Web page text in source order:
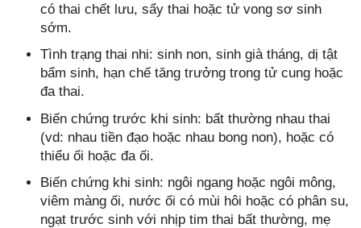
có thai chết lưu, sẩy thai hoặc tử vong sơ sinh
sớm.
Tình trạng thai nhi: sinh non, sinh già tháng, dị tật
bẩm sinh, hạn chế tăng trưởng trong tử cung hoặc
đa thai.
Biến chứng trước khi sinh: bất thường nhau thai
(vd: nhau tiền đạo hoặc nhau bong non), hoặc có
thiểu ối hoặc đa ối.
Biến chứng khi sinh: ngôi ngang hoặc ngôi mông,
viêm màng ối, nước ối có mùi hôi hoặc có phân su,
ngạt trước sinh với nhịp tim thai bất thường, mẹ